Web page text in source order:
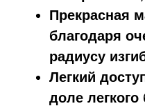
Прекрасная
благодаря
радиусу
Легкий
доле легкого